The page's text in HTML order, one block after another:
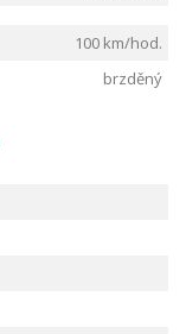
100 km/hod.
brzděný